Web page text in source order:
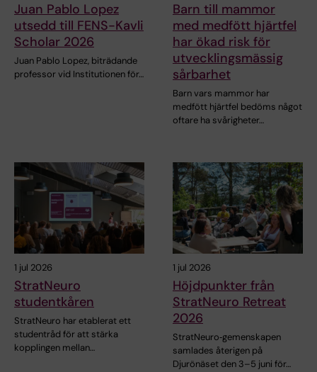
Juan Pablo Lopez
utsedd till FENS-Kavli
Scholar 2026
Juan Pablo Lopez, biträdande
professor vid Institutionen för…
Barn till mammor
med medfött hjärtfel
har ökad risk för
utvecklingsmässig
sårbarhet
Barn vars mammor har
medfött hjärtfel bedöms något
oftare ha svårigheter…
1 jul 2026
StratNeuro
studentkåren
StratNeuro har etablerat ett
studentråd för att stärka
kopplingen mellan…
1 jul 2026
Höjdpunkter från
StratNeuro Retreat
2026
StratNeuro‑gemenskapen
samlades återigen på
Djurönäset den 3–5 juni för…